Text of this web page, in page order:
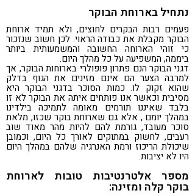
נתחיל בארוחת הבוקר
פעמים רבות הבקרים לחוצים, ולא תמיד ארוחת
הבוקר מקבלת את כבודה הראוי. לכן חשוב שנזכור
כי זוהי הארוחה החשובה והמשמעותית ביותר
ביממה, המשפיעה על כל מהלך היום.
דגני הבוקר הנם פתרון פופולרי בארוחות הבוקר, אך
למרבה הצער הם אינם מזינים את הגוף בדלק
שהוא זקוק לו. כמות הסוכר בדגני הבוקר היא
מסיבית וכאשר אנו פותחים איתה את הבוקר לא זו
בלבד שאיננו תורמים מאומה לתמיכה בילדינו
במהלך יומם , אלא גם שארוחת בוקר שכזו, מלאת
סוכר מעובד, גורמת להם להיות מהר מאוד שוב
רעבים, לחשוק במתוקים לאורך כל היום, וכמובן
שיכולת הריכוז ורמת האנרגיה שלהם במהלך היום
היו לא יציבות.
מספר אלטרנטיבות טובות לארוחת
בוקר קלה ומזינה: